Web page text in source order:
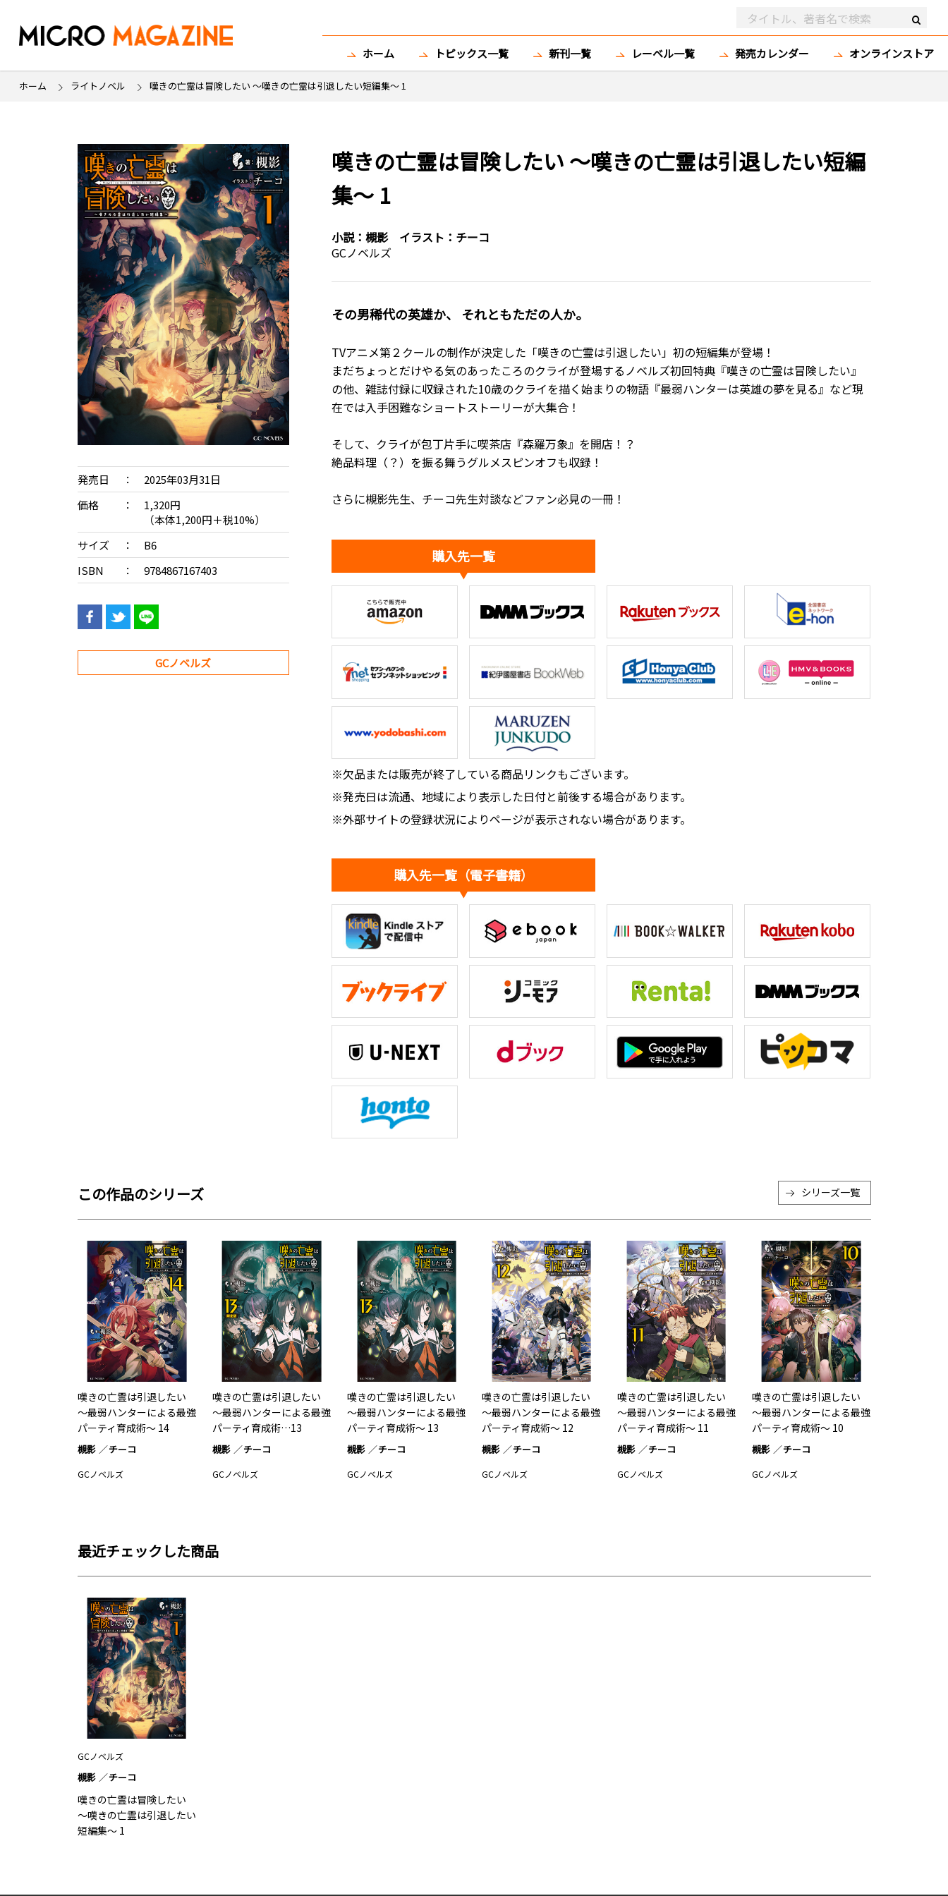
ホーム トピックス一覧 新刊一覧 レーベル一覧 発売カレンダー オンラインストア
ホーム ライトノベル 嘆きの亡霊は冒険したい ～嘆きの亡霊は引退したい短編集～ 1
発売日
2025年03月31日
価格
1,320円
（本体1,200円＋税10%）
サイズ
B6
ISBN
9784867167403
GCノベルズ
嘆きの亡霊は冒険したい ～嘆きの亡霊は引退したい短編
集～ 1
小説： 槻影 イラスト： チーコ
GCノベルズ
その男――稀代の英雄か、 それともただの人か。
TVアニメ第２クールの制作が決定した「嘆きの亡霊は引退したい」初の短編集が登場！
まだちょっとだけやる気のあったころのクライが登場するノベルズ初回特典『嘆きの亡霊は冒険したい』
の他、雑誌付録に収録された10歳のクライを描く始まりの物語『最弱ハンターは英雄の夢を見る』など現
在では入手困難なショートストーリーが大集合！
そして、クライが包丁片手に喫茶店『森羅万象』を開店！？
絶品料理（？）を振る舞うグルメスピンオフも収録！
さらに槻影先生、チーコ先生対談などファン必見の一冊！
購入先一覧
※欠品または販売が終了している商品リンクもございます。
※発売日は流通、地域により表示した日付と前後する場合があります。
※外部サイトの登録状況によりページが表示されない場合があります。
購入先一覧（電子書籍）
この作品のシリーズ シリーズ一覧
嘆きの亡霊は引退したい
～最弱ハンターによる最強
パーティ育成術～ 14
槻影 チーコ
GCノベルズ
嘆きの亡霊は引退したい
～最弱ハンターによる最強
パーティ育成術…13
槻影 チーコ
GCノベルズ
嘆きの亡霊は引退したい
～最弱ハンターによる最強
パーティ育成術～ 13
槻影 チーコ
GCノベルズ
嘆きの亡霊は引退したい
～最弱ハンターによる最強
パーティ育成術～ 12
槻影 チーコ
GCノベルズ
嘆きの亡霊は引退したい
～最弱ハンターによる最強
パーティ育成術～ 11
槻影 チーコ
GCノベルズ
嘆きの亡霊は引退したい
～最弱ハンターによる最強
パーティ育成術～ 10
槻影 チーコ
GCノベルズ
最近チェックした商品
GCノベルズ
槻影 チーコ
嘆きの亡霊は冒険したい
～嘆きの亡霊は引退したい
短編集～ 1